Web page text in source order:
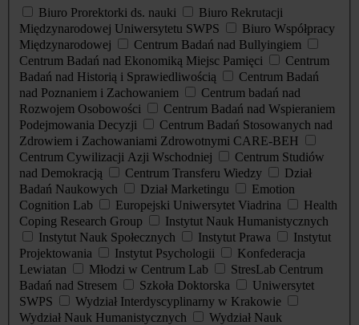
Biuro Prorektorki ds. nauki
Biuro Rekrutacji
Międzynarodowej Uniwersytetu SWPS
Biuro Współpracy
Międzynarodowej
Centrum Badań nad Bullyingiem
Centrum Badań nad Ekonomiką Miejsc Pamięci
Centrum
Badań nad Historią i Sprawiedliwością
Centrum Badań
nad Poznaniem i Zachowaniem
Centrum badań nad
Rozwojem Osobowości
Centrum Badań nad Wspieraniem
Podejmowania Decyzji
Centrum Badań Stosowanych nad
Zdrowiem i Zachowaniami Zdrowotnymi CARE-BEH
Centrum Cywilizacji Azji Wschodniej
Centrum Studiów
nad Demokracją
Centrum Transferu Wiedzy
Dział
Badań Naukowych
Dział Marketingu
Emotion
Cognition Lab
Europejski Uniwersytet Viadrina
Health
Coping Research Group
Instytut Nauk Humanistycznych
Instytut Nauk Społecznych
Instytut Prawa
Instytut
Projektowania
Instytut Psychologii
Konfederacja
Lewiatan
Młodzi w Centrum Lab
StresLab Centrum
Badań nad Stresem
Szkoła Doktorska
Uniwersytet
SWPS
Wydział Interdyscyplinarny w Krakowie
Wydział Nauk Humanistycznych
Wydział Nauk